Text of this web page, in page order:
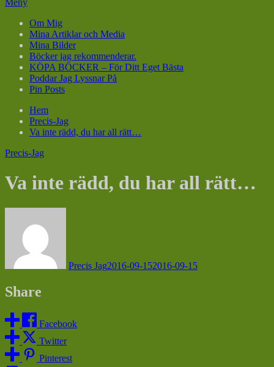
Meny
Om Mig
Mina Artiklar och Media
Mina Bilder
Böcker jag rekommenderar.
KÖPA BÖCKER – För Ditt Eget Bästa
Poddar Jag Lyssnar På
Pin Posts
Hem
Precis-Jag
Va inte rädd, du har all rätt…
Precis-Jag
Va inte rädd, du har all rätt…
Precis Jag2016-09-152016-09-15
Share
Facebook
Twitter
Pinterest